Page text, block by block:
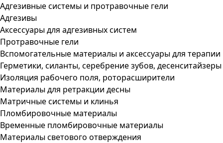
Адгезивные системы и протравочные гели
Адгезивы
Аксессуары для адгезивных систем
Протравочные гели
Вспомогательные материалы и аксессуары для терапии
Герметики, силанты, серебрение зубов, десенситайзеры
Изоляция рабочего поля, роторасширители
Материалы для ретракции десны
Матричные системы и клинья
Пломбировочные материалы
Временные пломбировочные материалы
Материалы светового отверждения